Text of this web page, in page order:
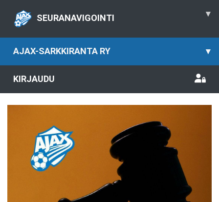
SEURANAVIGOINTI ▾
AJAX-SARKKIRANTA RY ▾
KIRJAUDU